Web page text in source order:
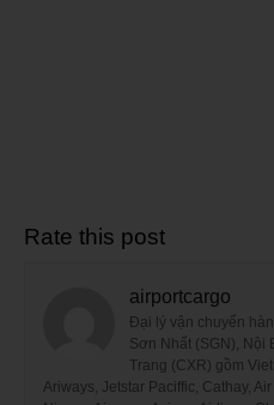
Rate this post
airportcargo
Đại lý vận chuyển
Sơn Nhất (SGN), Nội
Trang (CXR) gồm
Ariways, Jetstar Paciffic, Cathay,